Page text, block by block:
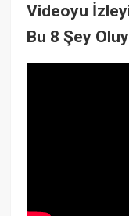
Videoyu
Bu 8 Şey